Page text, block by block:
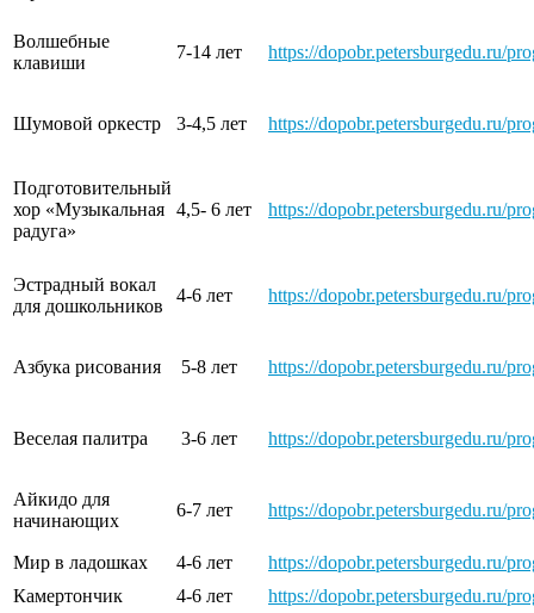
Волшебные
клавиши
7-14 лет https://dopobr.petersburgedu.ru/
Шумовой оркестр 3-4,5 лет https://dopobr.petersburgedu.ru/
Подготовительный
хор «Музыкальная
радуга»
4,5- 6 лет https://dopobr.petersburgedu.ru/
Эстрадный вокал
для дошкольников
4-6 лет https://dopobr.petersburgedu.ru/
Азбука рисования 5-8 лет https://dopobr.petersburgedu.ru/
Веселая палитра 3-6 лет https://dopobr.petersburgedu.ru/
Айкидо для
начинающих
6-7 лет https://dopobr.petersburgedu.ru/
Мир в ладошках 4-6 лет
https://dopobr.petersburgedu.ru/
Камертончик
4-6 лет
https://dopobr.petersburgedu.ru/